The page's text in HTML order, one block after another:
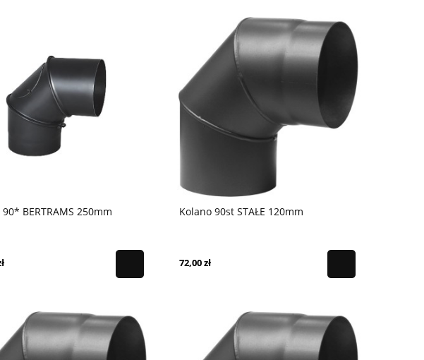
BERTRAMS 250mm Kolano 90st STAŁE 120mm
72,00 zł